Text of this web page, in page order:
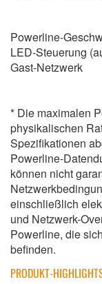
Powerline-
LED-Steuerung
Gast-Netzwerk
* Die maximalen
physikalischen
Spezifikationen
Powerline-
können nicht
einschließlich
und Netzwerk-
Powerline, die
befinden.
PRODUKT-